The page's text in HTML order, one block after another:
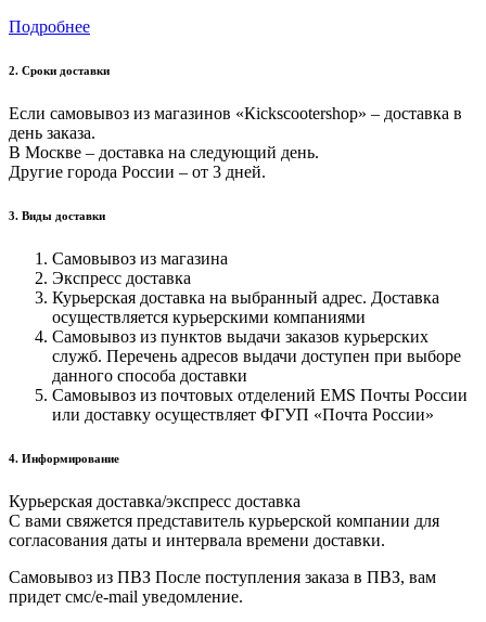
Подробнее
2. Cроки доставки
Если самовывоз из магазинов «Кickscootershop» – доставка в
день заказа.
В Москве – доставка на следующий день.
Другие города России – от 3 дней.
3. Виды доставки
Самовывоз из магазина
Экспресс доставка
Курьерская доставка на выбранный адрес. Доставка
осуществляется курьерскими компаниями
Самовывоз из пунктов выдачи заказов курьерских
служб. Перечень адресов выдачи доступен при выборе
данного способа доставки
Самовывоз из почтовых отделений EMS Почты России
или доставку осуществляет ФГУП «Почта России»
4. Информирование
Курьерская доставка/экспресс доставка
С вами свяжется представитель курьерской компании для
согласования даты и интервала времени доставки.
Самовывоз из ПВЗ После поступления заказа в ПВЗ, вам
придет смс/e-mail уведомление.